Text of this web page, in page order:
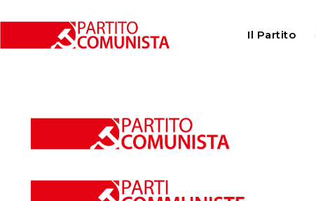
Il Partito
Home Calendario
Calendario